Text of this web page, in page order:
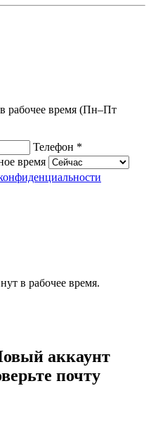
рабочее время (Пн–Пт
Телефон *
время
в рабочее время.
аккаунт
почту